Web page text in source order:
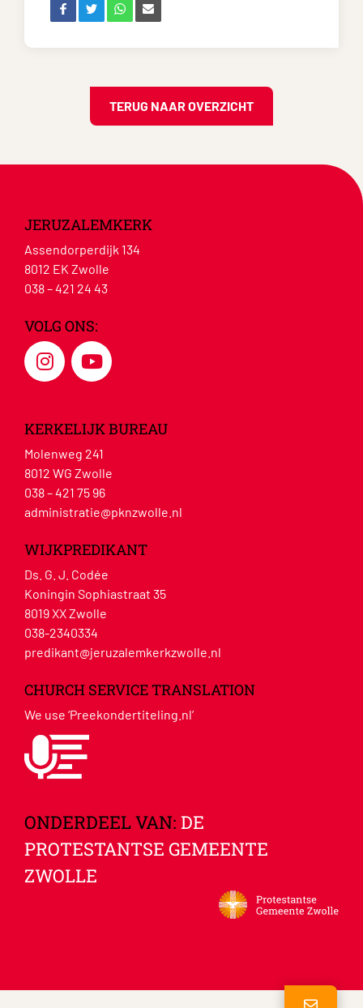
TERUG NAAR OVERZICHT
JERUZALEMKERK
Assendorperdijk 134
8012 EK Zwolle
038 – 421 24 43
VOLG ONS:
KERKELIJK BUREAU
Molenweg 241
8012 WG Zwolle
038 – 421 75 96
administratie@pknzwolle.nl
WIJKPREDIKANT
Ds. G. J. Codée
Koningin Sophiastraat 35
8019 XX Zwolle
038-2340334
predikant@jeruzalemkerkzwolle.nl
CHURCH SERVICE TRANSLATION
We use ‘Preekondertiteling.nl’
ONDERDEEL VAN: DE
PROTESTANTSE GEMEENTE
ZWOLLE